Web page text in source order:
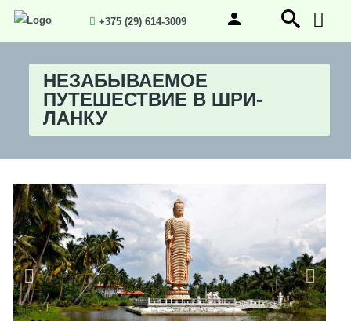
+375 (29) 614-3009
НЕЗАБЫВАЕМОЕ
ПУТЕШЕСТВИЕ В ШРИ-
ЛАНКУ